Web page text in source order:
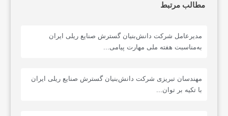
مطالب مرتبط
مدیرعامل شرکت دانش‌بنیان گسترش صنایع ریلی ایران
به‌مناسبت هفته ملی مهارت پیامی...
مهندسان تبریزی شرکت دانش‌بنیان گسترش صنایع ریلی ایران
با تکیه بر توان...